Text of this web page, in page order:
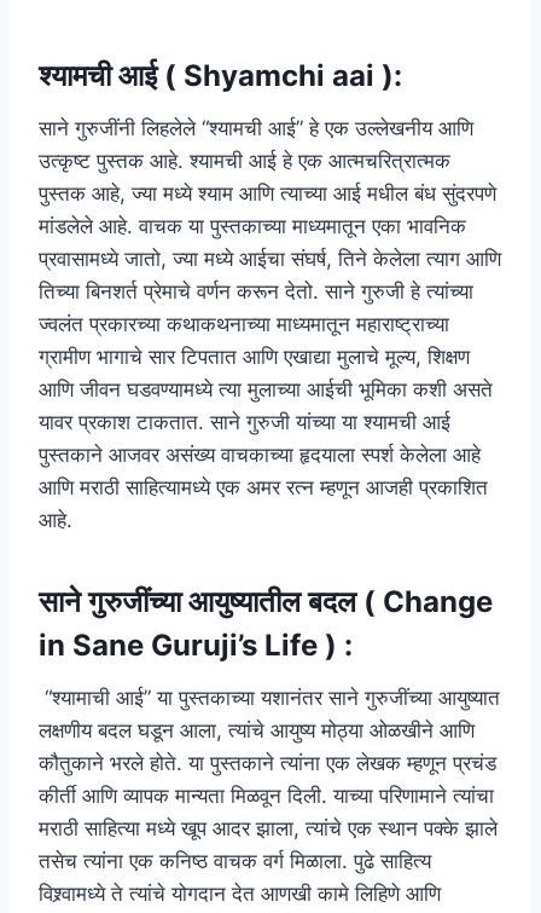
श्यामची आई ( Shyamchi aai ):
साने गुरुजींनी लिहलेले “श्यामची आई” हे एक उल्लेखनीय आणि
उत्कृष्ट पुस्तक आहे. श्यामची आई हे एक आत्मचरित्रात्मक
पुस्तक आहे, ज्या मध्ये श्याम आणि त्याच्या आई मधील बंध सुंदरपणे
मांडलेले आहे. वाचक या पुस्तकाच्या माध्यमातून एका भावनिक
प्रवासामध्ये जातो, ज्या मध्ये आईचा संघर्ष, तिने केलेला त्याग आणि
तिच्या बिनशर्त प्रेमाचे वर्णन करून देतो. साने गुरुजी हे त्यांच्या
ज्वलंत प्रकारच्या कथाकथनाच्या माध्यमातून महाराष्ट्राच्या
ग्रामीण भागाचे सार टिपतात आणि एखाद्या मुलाचे मूल्य, शिक्षण
आणि जीवन घडवण्यामध्ये त्या मुलाच्या आईची भूमिका कशी असते
यावर प्रकाश टाकतात. साने गुरुजी यांच्या या श्यामची आई
पुस्तकाने आजवर असंख्य वाचकाच्या हृदयाला स्पर्श केलेला आहे
आणि मराठी साहित्यामध्ये एक अमर रत्न म्हणून आजही प्रकाशित
आहे.
साने गुरुजींच्या आयुष्यातील बदल ( Change
in Sane Guruji’s Life ) :
“श्यामाची आई” या पुस्तकाच्या यशानंतर साने गुरुजींच्या आयुष्यात
लक्षणीय बदल घडून आला, त्यांचे आयुष्य मोठ्या ओळखीने आणि
कौतुकाने भरले होते. या पुस्तकाने त्यांना एक लेखक म्हणून प्रचंड
कीर्ती आणि व्यापक मान्यता मिळवून दिली. याच्या परिणामाने त्यांचा
मराठी साहित्या मध्ये खूप आदर झाला, त्यांचे एक स्थान पक्के झाले
तसेच त्यांना एक कनिष्ठ वाचक वर्ग मिळाला. पुढे साहित्य
विश्र्वामध्ये ते त्यांचे योगदान देत आणखी कामे लिहिणे आणि